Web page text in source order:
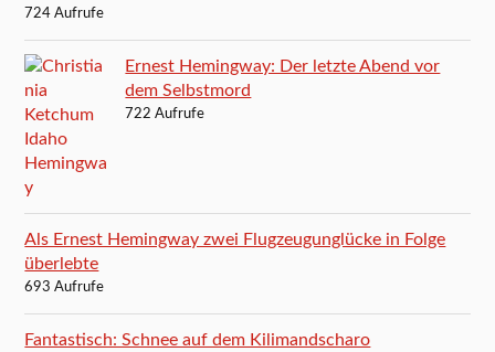
724 Aufrufe
Ernest Hemingway: Der letzte Abend vor
dem Selbstmord
722 Aufrufe
Als Ernest Hemingway zwei Flugzeugunglücke in Folge
überlebte
693 Aufrufe
Fantastisch: Schnee auf dem Kilimandscharo